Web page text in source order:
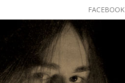
FACEBOOK